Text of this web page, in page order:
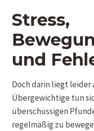
Stress,
und
Doch darin liegt leider
Übergewichtige tun
überschüssigen
regelmäßig zu